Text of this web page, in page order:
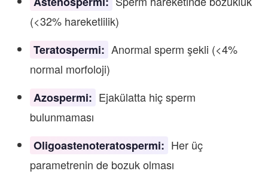
(<32% hareketlilik)
Teratospermi: Anormal sperm şekli (<4%
normal morfoloji)
Azospermi: Ejakülatta hiç sperm
bulunmaması
Oligoastenoteratospermi: Her üç
parametrenin de bozuk olması